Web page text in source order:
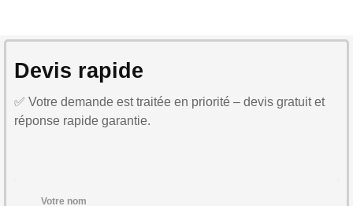
Devis rapide
✅ Votre demande est traitée en priorité – devis gratuit et
réponse rapide garantie.
Votre nom